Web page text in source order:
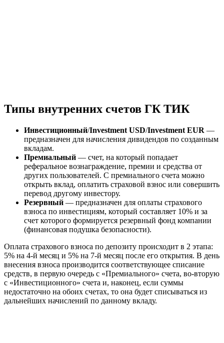
Типы внутренних счетов ГК ТИК
Инвестиционный/Investment USD/Investment EUR —
предназначен для начисления дивидендов по созданным
вкладам.
Премиальный — счет, на который попадает
реферальное вознаграждение, премии и средства от
других пользователей. С премиального счета можно
открыть вклад, оплатить страховой взнос или совершить
перевод другому инвестору.
Резервный — предназначен для оплаты страхового
взноса по инвестициям, который составляет 10% и за
счет которого формируется резервный фонд компании
(финансовая подушка безопасности).
Оплата страхового взноса по депозиту происходит в 2 этапа:
5% на 4-й месяц и 5% на 7-й месяц после его открытия. В день
внесения взноса производится соответствующее списание
средств, в первую очередь с «Премиального» счета, во-вторую
с «Инвестиционного» счета и, наконец, если суммы
недостаточно на обоих счетах, то она будет списываться из
дальнейших начислений по данному вкладу.